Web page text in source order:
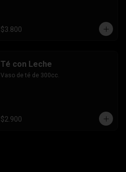
$3.800
Té con Leche
Vaso de té de 300cc.
$2.900